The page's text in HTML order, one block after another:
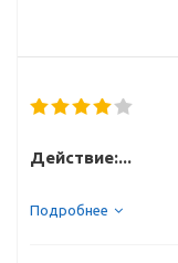
Действие:...
Подробнее